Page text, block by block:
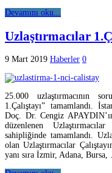
Devamını oku...
Uzlaştırmacılar
9 Mart 2019 Haberler 0
25.000 uzlaştırmacının
1.Çalıştayı” tamamlandı.
Doç. Dr. Cengiz
düzenlenen
sahipliğinde tamamlandı.
olan Uzlaştırmacılar
yanı sıra İzmir, Adana, Bursa,